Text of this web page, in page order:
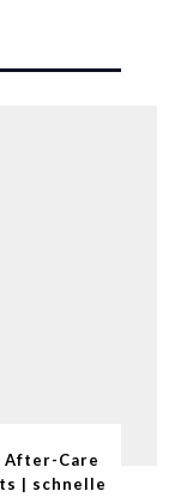
After-Care
| schnelle